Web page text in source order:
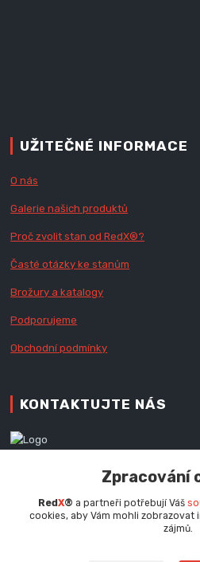
UŽITEČNÉ INFORMACE
O nás
Galerie našich produktů
Proč zvolit stan od RedX®?
Časté otázky ke stanům
Brožury a katalogy
Podporujeme
Obchodní podmínky
KONTAKTUJTE NÁS
+420 777 979 111
info@redx.cz
Zpracování
Red X® a partneři potřebují Váš
cookies, aby Vám mohli zobrazovat
zájmů.